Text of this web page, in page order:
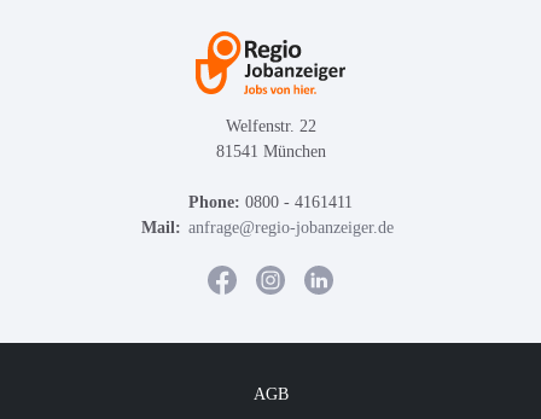
Welfenstr. 22
81541 München
Phone: 0800 - 4161411
Mail: anfrage@regio-jobanzeiger.de
AGB